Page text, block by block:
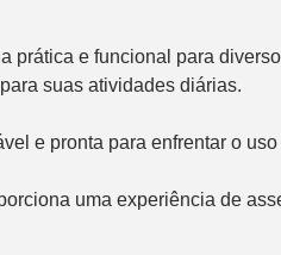
e funcional para
suas atividades diárias.